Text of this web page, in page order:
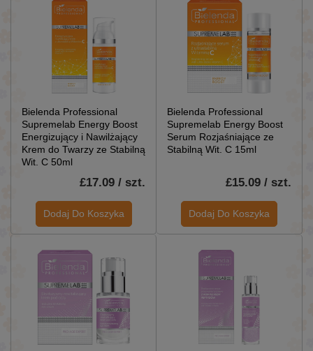
Bielenda Professional
Supremelab Energy Boost
Energizujący i Nawilżający
Krem ​​do Twarzy ze Stabilną
Wit. C 50ml
£17.09 / szt.
Dodaj Do Koszyka
Bielenda Professional
Supremelab Energy Boost
Serum Rozjaśniające ze
Stabilną Wit. C 15ml
£15.09 / szt.
Dodaj Do Koszyka